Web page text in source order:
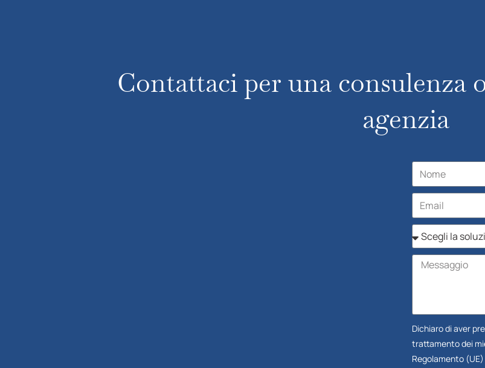
Contattaci per una consulenza
agenzia
Dichiaro di aver
trattamento dei
Regolamento